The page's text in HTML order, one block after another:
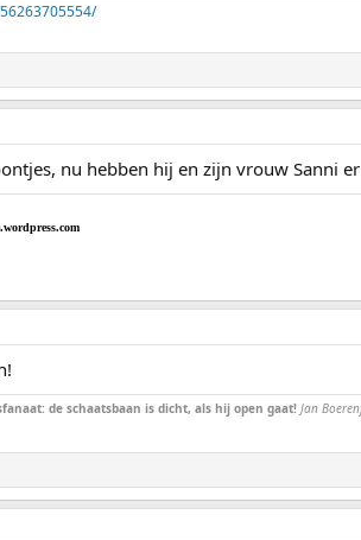
nu hebben hij en zijn vrouw Sanni
de schaatsbaan is dicht, als hij open gaat! Jan